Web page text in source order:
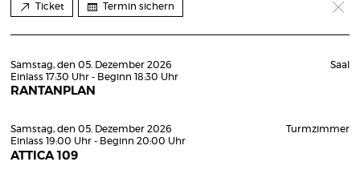
Ticket Termin sichern
Samstag, den 05. Dezember 2026
Einlass 17:30 Uhr - Beginn 18:30 Uhr
RANTANPLAN
Saal
Samstag, den 05. Dezember 2026
Einlass 19:00 Uhr - Beginn 20:00 Uhr
ATTICA 109
Turmzimmer